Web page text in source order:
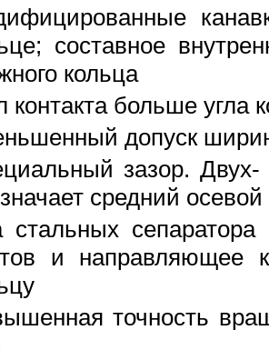
составное
кольца
контакта больше угла
допуск
зазор.
средний
стальных сепаратора
и направляющее
точность